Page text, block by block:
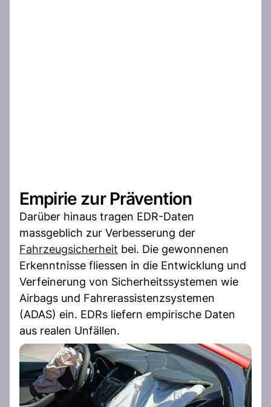
Empirie zur Prävention
Darüber hinaus tragen EDR-Daten
massgeblich zur Verbesserung der
Fahrzeugsicherheit bei. Die gewonnenen
Erkenntnisse fliessen in die Entwicklung und
Verfeinerung von Sicherheitssystemen wie
Airbags und Fahrerassistenzsystemen
(ADAS) ein. EDRs liefern empirische Daten
aus realen Unfällen.